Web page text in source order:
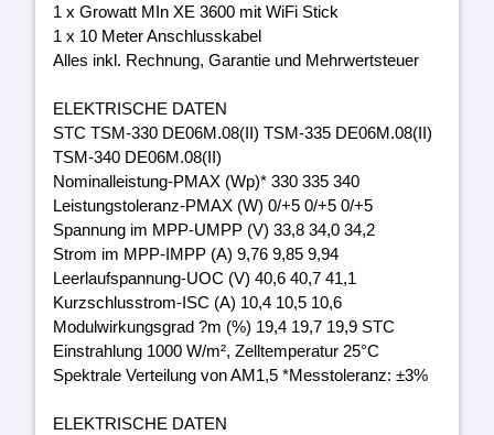
1 x Growatt MIn XE 3600 mit WiFi Stick
1 x 10 Meter Anschlusskabel
Alles inkl. Rechnung, Garantie und Mehrwertsteuer
ELEKTRISCHE DATEN
STC TSM-330 DE06M.08(II) TSM-335 DE06M.08(II)
TSM-340 DE06M.08(II)
Nominalleistung-PMAX (Wp)* 330 335 340
Leistungstoleranz-PMAX (W) 0/+5 0/+5 0/+5
Spannung im MPP-UMPP (V) 33,8 34,0 34,2
Strom im MPP-IMPP (A) 9,76 9,85 9,94
Leerlaufspannung-UOC (V) 40,6 40,7 41,1
Kurzschlusstrom-ISC (A) 10,4 10,5 10,6
Modulwirkungsgrad ?m (%) 19,4 19,7 19,9 STC
Einstrahlung 1000 W/m², Zelltemperatur 25°C
Spektrale Verteilung von AM1,5 *Messtoleranz: ±3%
ELEKTRISCHE DATEN